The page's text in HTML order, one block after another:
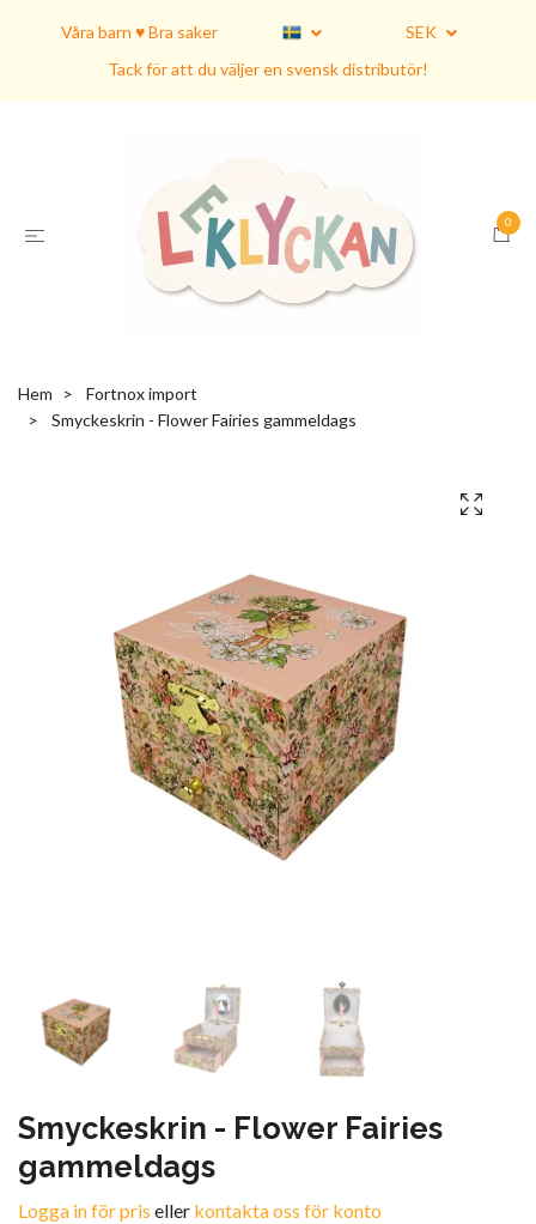
Våra barn ♥ Bra saker
SEK
Tack för att du väljer en svensk distributör!
0
Hem
Fortnox import
Smyckeskrin - Flower Fairies gammeldags
Smyckeskrin - Flower Fairies
gammeldags
Logga in för pris eller kontakta oss för konto